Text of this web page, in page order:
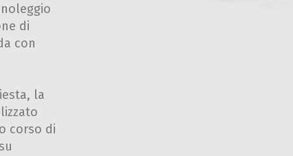
di
con
la
corso di